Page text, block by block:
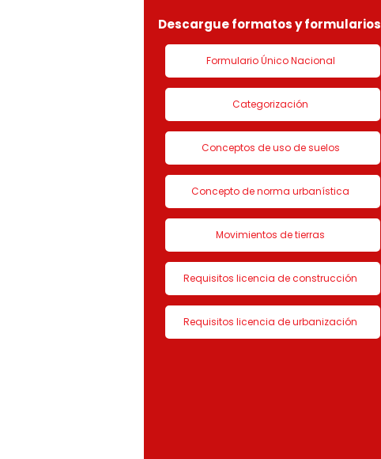
Descargue formatos y formularios
Formulario Único Nacional
Categorización
Conceptos de uso de suelos
Concepto de norma urbanística
Movimientos de tierras
Requisitos licencia de construcción
Requisitos licencia de urbanización